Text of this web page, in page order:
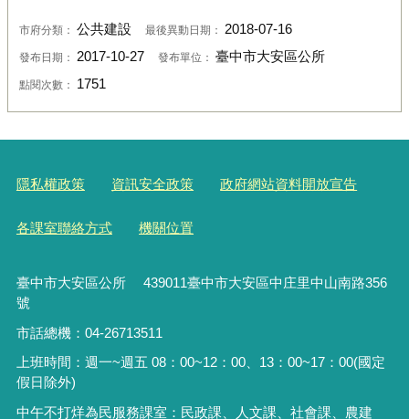
市府分類： 公共建設 最後異動日期： 2018-07-16
發布日期： 2017-10-27 發布單位： 臺中市大安區公所
點閱次數： 1751
隱私權政策 資訊安全政策 政府網站資料開放宣告
各課室聯絡方式 機關位置
臺中市大安區公所 439011臺中市大安區中庄里中山南路356
號
市話總機：04-26713511
上班時間：週一~週五 08：00~12：00、13：00~17：00(國定
假日除外)
中午不打烊為民服務課室：民政課、人文課、社會課、農建